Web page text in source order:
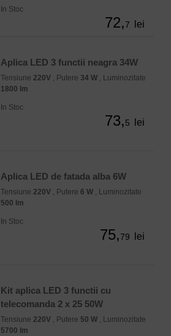
In Stoc
72,7 lei
Aplica LED 3 functii neagra 34W
Tensiune 220V , Putere 34 W , Luminozitate
1800 lm
In Stoc
73,5 lei
Aplica LED de fatada alba 6W
Tensiune 220V , Putere 6 W , Luminozitate
500 lm
In Stoc
75,79 lei
Kit aplica LED 3 functii cu
telecomanda 2 x 25 50W
Tensiune 220V , Putere 50 W , Luminozitate
5700 lm